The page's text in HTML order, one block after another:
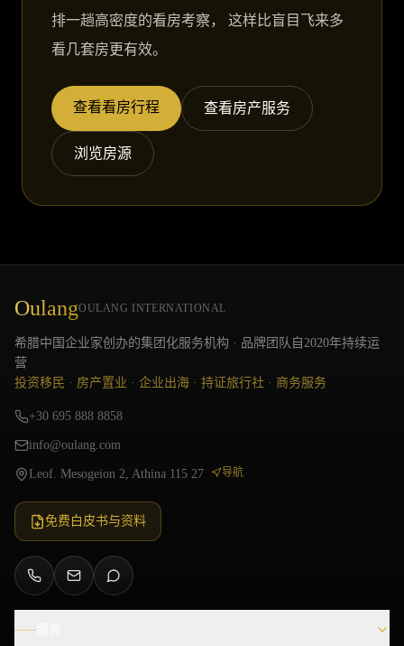
排一趟高密度的看房考察， 这样比盲目飞来多
看几套房更有效。
查看看房行程 查看房产服务
浏览房源
OulangOULANG INTERNATIONAL
希腊中国企业家创办的集团化服务机构 · 品牌团队自2020年持续运
营
投资移民 · 房产置业 · 企业出海 · 持证旅行社 · 商务服务
+30 695 888 8858
info@oulang.com
Leof. Mesogeion 2, Athina 115 27 导航
免费白皮书与资料